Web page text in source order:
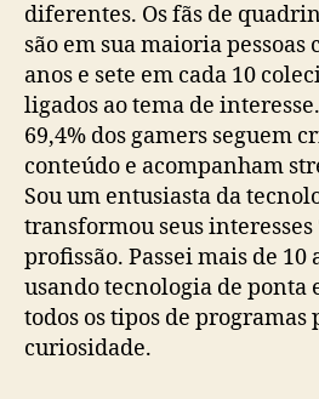
diferentes. Os fãs de
são em sua maioria pessoas
anos e sete em cada 10
ligados ao tema de
69,4% dos gamers seguem
conteúdo e acompanham
Sou um entusiasta da
transformou seus interesses
profissão. Passei mais de
usando tecnologia de ponta
todos os tipos de programas
curiosidade.